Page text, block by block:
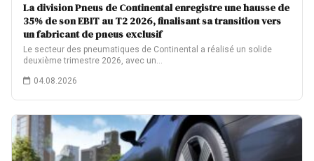
La division Pneus de Continental enregistre une hausse de
35% de son EBIT au T2 2026, finalisant sa transition vers
un fabricant de pneus exclusif
Le secteur des pneumatiques de Continental a réalisé un solide
deuxième trimestre 2026, avec un…
04.08.2026